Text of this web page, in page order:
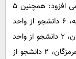
معاون فرهنگی و دانشجویی دانشگاه آزاد اسلامی افزود: همچنین ۵
دانشجو از واحد تبریز، ۶ دانشجو از واحد ارومیه، ۶ دانشجو از واحد
خوزستان، ۶ دانشجو و یک کارمند از واحد لرستان، ۲ دانشجو از واحد
نجف آباد، ۴ دانشجو از همدان، ۷ دانشجو از هرمزگان، ۲ دانشجو از